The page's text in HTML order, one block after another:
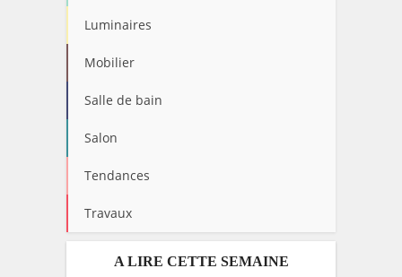
Luminaires
Mobilier
Salle de bain
Salon
Tendances
Travaux
A LIRE CETTE SEMAINE